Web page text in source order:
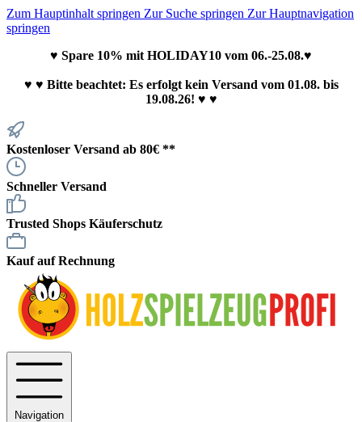
Zum Hauptinhalt springen Zur Suche springen Zur Hauptnavigation
springen
♥ Spare 10% mit HOLIDAY10 vom 06.-25.08.♥
♥ ♥ Bitte beachtet: Es erfolgt kein Versand vom 01.08. bis
19.08.26! ♥ ♥
Kostenloser Versand ab 80€ **
Schneller Versand
Trusted Shops Käuferschutz
Kauf auf Rechnung
Navigation